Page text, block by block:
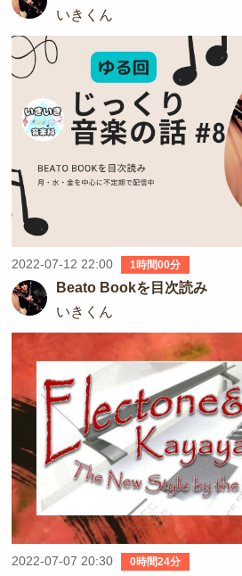
いきくん
2022-07-12 22:00 1時間00分
Beato Bookを目次読み
いきくん
2022-07-07 20:30 0時間24分